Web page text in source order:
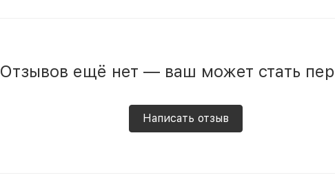
Отзывов ещё нет — ваш может стать
Написать отзыв